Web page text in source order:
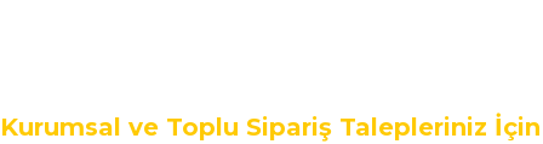
Kurumsal ve Toplu Sipariş Talepleriniz İçin